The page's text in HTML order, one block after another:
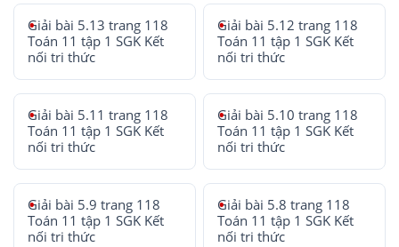
Giải bài 5.13 trang 118
Toán 11 tập 1 SGK Kết
nối tri thức
Giải bài 5.12 trang 118
Toán 11 tập 1 SGK Kết
nối tri thức
Giải bài 5.11 trang 118
Toán 11 tập 1 SGK Kết
nối tri thức
Giải bài 5.10 trang 118
Toán 11 tập 1 SGK Kết
nối tri thức
Giải bài 5.9 trang 118
Toán 11 tập 1 SGK Kết
nối tri thức
Giải bài 5.8 trang 118
Toán 11 tập 1 SGK Kết
nối tri thức